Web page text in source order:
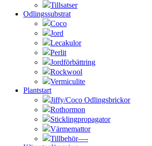
Tillsatser
Odlingssubstrat
Coco
Jord
Lecakulor
Perlit
Jordförbättring
Rockwool
Vermiculite
Plantstart
Jiffy/Coco Odlingsbrickor
Rothormon
Sticklingpropagator
Värmemattor
Tillbehör—-